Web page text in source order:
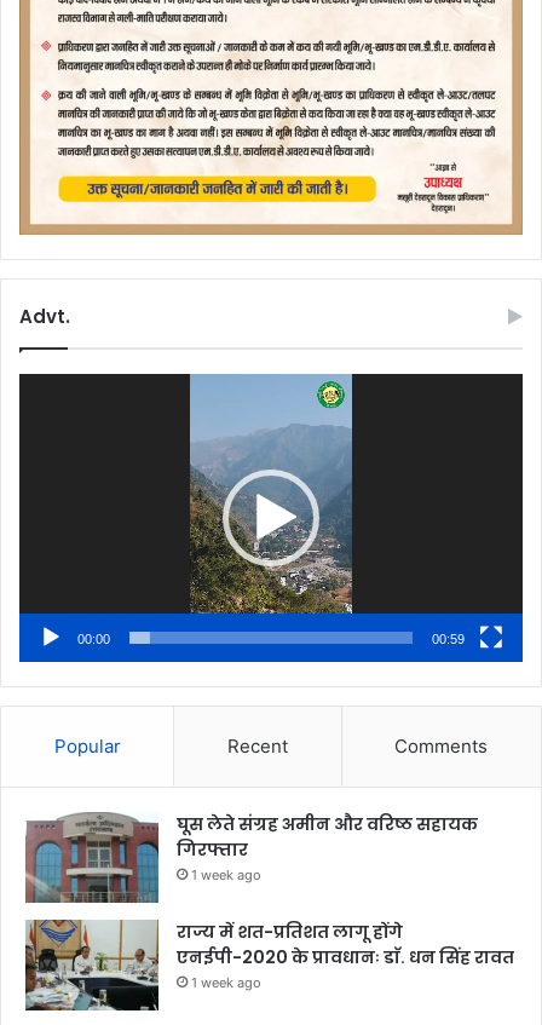
Advt.
00:00 00:59
Popular Recent Comments
घूस लेते संग्रह अमीन और वरिष्ठ सहायक
गिरफ्तार
1 week ago
राज्य में शत-प्रतिशत लागू होंगे
एनईपी-2020 के प्रावधानः डाॅ. धन सिंह रावत
1 week ago